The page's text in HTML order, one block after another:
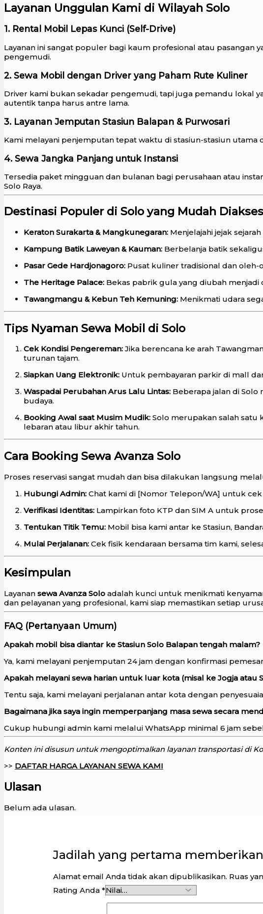
Layanan Unggulan Kami di Wilayah Solo
1. Rental Mobil Lepas Kunci (Self-Drive)
Layanan ini sangat populer bagi kaum profesional atau pasangan
pengemudi.
2. Sewa Mobil dengan Driver yang Paham Rute Kuliner
Driver kami bukan sekadar pengemudi, tapi juga pemandu lokal
autentik tanpa harus antre lama.
3. Layanan Jemputan Stasiun Balapan & Purwosari
Kami melayani penjemputan tepat waktu di stasiun-stasiun
4. Sewa Jangka Panjang untuk Instansi
Tersedia paket mingguan dan bulanan bagi perusahaan atau
Solo Raya.
Destinasi Populer di Solo yang Mudah
Keraton Surakarta & Mangkunegaran: Menjelajahi jejak
Kampung Batik Laweyan & Kauman: Berbelanja batik
Pasar Gede Hardjonagoro: Pusat kuliner tradisional dan oleh-
The Heritage Palace: Bekas pabrik gula yang diubah menjadi
Tawangmangu & Kebun Teh Kemuning: Menikmati udara
Tips Nyaman Sewa Mobil di Solo
Cek Kondisi Pengereman: Jika berencana ke arah
turunan tajam.
Siapkan Uang Elektronik: Untuk pembayaran parkir di mall
Waspadai Perubahan Arus Lalu Lintas: Beberapa jalan di
budaya.
Booking Awal saat Musim Mudik: Solo merupakan salah satu
lebaran atau libur akhir tahun.
Cara Booking Sewa Avanza Solo
Proses reservasi sangat mudah dan bisa dilakukan langsung
Hubungi Admin: Chat kami di [Nomor Telepon/WA] untuk
Verifikasi Identitas: Lampirkan foto KTP dan SIM A untuk
Tentukan Titik Temu: Mobil bisa kami antar ke Stasiun,
Mulai Perjalanan: Cek fisik kendaraan bersama tim kami,
Kesimpulan
Layanan sewa Avanza Solo adalah kunci untuk menikmati
dan pelayanan yang profesional, kami siap memastikan setiap
FAQ (Pertanyaan Umum)
Apakah mobil bisa diantar ke Stasiun Solo Balapan tengah malam?
Ya, kami melayani penjemputan 24 jam dengan konfirmasi
Apakah melayani sewa harian untuk luar kota (misal ke Jogja atau
Tentu saja, kami melayani perjalanan antar kota dengan
Bagaimana jika saya ingin memperpanjang masa sewa secara
Cukup hubungi admin kami melalui WhatsApp minimal 6 jam
Konten ini disusun untuk mengoptimalkan layanan transportasi di
>> DAFTAR HARGA LAYANAN SEWA KAMI
Ulasan
Belum ada ulasan.
Jadilah yang pertama memberikan
Alamat email Anda tidak akan dipublikasikan. Ruas
Rating Anda*